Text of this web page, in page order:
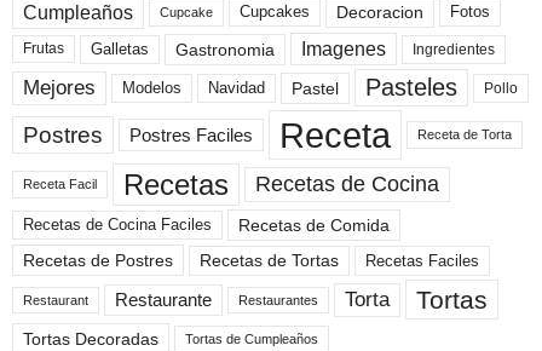
Cumpleaños Cupcake Cupcakes Decoracion Fotos
Frutas Galletas Gastronomia Imagenes Ingredientes
Mejores Modelos Navidad Pastel Pasteles Pollo
Postres Postres Faciles Receta Receta de Torta
Receta Facil Recetas Recetas de Cocina
Recetas de Cocina Faciles
Recetas de Comida
Recetas de Postres
Recetas de Tortas Recetas Faciles
Restaurant Restaurante Restaurantes Torta Tortas
Tortas Decoradas Tortas de Cumpleaños